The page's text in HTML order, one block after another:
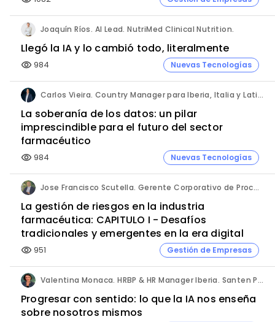
Joaquín Ríos. AI Lead. NutriMed Clinical Nutrition.
Llegó la IA y lo cambió todo, literalmente
visibility 984 Nuevas Tecnologías
Carlos Vieira. Country Manager para Iberia, Italia y Latinoamérica. Hornetsecurity.
La soberanía de los datos: un pilar
imprescindible para el futuro del sector
farmacéutico
visibility 984 Nuevas Tecnologías
Jose Francisco Scutella. Gerente Corporativo de Procesos & Control Interno. Adium Pharma.
La gestión de riesgos en la industria
farmacéutica: CAPITULO I - Desafíos
tradicionales y emergentes en la era digital
visibility 951 Gestión de Empresas
Valentina Monaca. HRBP & HR Manager Iberia. Santen Pharmaceutical.
Progresar con sentido: lo que la IA nos enseña
sobre nosotros mismos